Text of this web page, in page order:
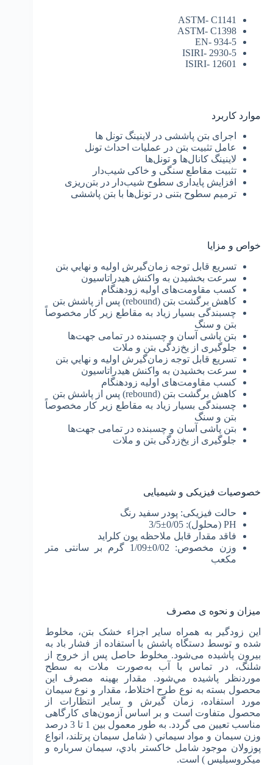
ASTM- C1141
ASTM- C1398
EN- 934-5
ISIRI- 2930-5
ISIRI- 12601
موارد کاربرد
اجرای بتن پاششی در لاینینگ تونل ها
عامل تثبیت بتن در عملیات احداث تونل
لاینینگ کانال‌ها و تونل‌ها
تثبیت مقاطع سنگی و خاکی شیب‌دار
افزایش پایداری سطوح شیب‌دار در بتن‌ریزی
ترمیم سطوح بتنی در تونل‌ها با بتن پاششی
خواص و مزایا
تسريع قابل ‌توجه زمان‌گیرش اوليه و نهايي بتن
سرعت بخشیدن به واکنش هیدراتاسیون
کسب مقاومت‌های اولیه زودهنگام
کاهش برگشت بتن (rebound) پس از پاشش بتن
چسبندگی بسیار زیاد به مقاطع زیر کار مخصوصاً
بتن و سنگ
بتن پاشی آسان و چسبنده در تمامی جهت‌ها
جلوگیری از یخ‌زدگی بتن و ملات
تسريع قابل ‌توجه زمان‌گیرش اوليه و نهايي بتن
سرعت بخشیدن به واکنش هیدراتاسیون
کسب مقاومت‌های اولیه زودهنگام
کاهش برگشت بتن (rebound) پس از پاشش بتن
چسبندگی بسیار زیاد به مقاطع زیر کار مخصوصاً
بتن و سنگ
بتن پاشی آسان و چسبنده در تمامی جهت‌ها
جلوگیری از یخ‌زدگی بتن و ملات
خصوصیات فیزیکی و شیمیایی
حالت فیزیکی: پودر سفید رنگ
PH (محلول): 0/05±3/5
فاقد مقدار قابل‌ ملاحظه یون کلراید
وزن مخصوص: 0/02±1/09 گرم بر سانتی متر
مکعب
میزان و نحوه ی مصرف
این زودگیر به همراه سایر اجزاء خشک بتن، مخلوط
شده و توسط دستگاه پاشش با استفاده از فشار باد به
بيرون پاشیده می‌شود. مخلوط حاصل پس از خروج از
شلنگ، در تماس با آب به‌صورت ملات به سطح
موردنظر پاشيده مي‌شود. مقدار بهینه مصرف اين
محصول بسته به نوع طرح اختلاط، مقدار و نوع سیمان
مورد استفاده، زمان‌ گیرش و سایر انتظارات از
محصول متفاوت است و بر اساس آزمون‌های کارگاهی
مناسب تعیین می گردد. به‌ طور معمول بين 1 تا 3 درصد
وزن سیمان و مواد سيماني ( شامل سيمان پرتلند، انواع
پوزولان موجود شامل خاکستر بادي، سيمان سرباره و
ميکروسيليس ) است.